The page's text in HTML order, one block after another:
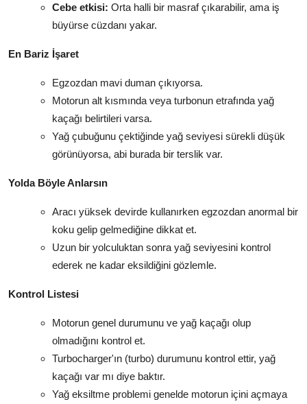
Cebe etkisi: Orta halli bir masraf çıkarabilir, ama iş
büyürse cüzdanı yakar.
En Bariz İşaret
Egzozdan mavi duman çıkıyorsa.
Motorun alt kısmında veya turbonun etrafında yağ
kaçağı belirtileri varsa.
Yağ çubuğunu çektiğinde yağ seviyesi sürekli düşük
görünüyorsa, abi burada bir terslik var.
Yolda Böyle Anlarsın
Aracı yüksek devirde kullanırken egzozdan anormal bir
koku gelip gelmediğine dikkat et.
Uzun bir yolculuktan sonra yağ seviyesini kontrol
ederek ne kadar eksildiğini gözlemle.
Kontrol Listesi
Motorun genel durumunu ve yağ kaçağı olup
olmadığını kontrol et.
Turbocharger'ın (turbo) durumunu kontrol ettir, yağ
kaçağı var mı diye baktır.
Yağ eksiltme problemi genelde motorun içini açmaya